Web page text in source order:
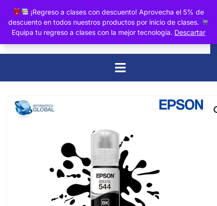
¡Regreso a clases con descuento! Aprovecha el 5% de
descuento en todos nuestros productos por inicio de clases.
Equipa tu regreso a clases con la mejor tecnología. Descartar